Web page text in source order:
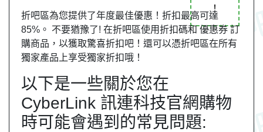
！
折吧區為您提供了年度最佳優惠！折扣最高可達
85%。 不要猶豫了! 在折吧區使用折扣碼和 優惠券 訂
購商品，以獲取驚喜折扣吧！還可以憑折吧區在所有
獨家產品上享受獨家折扣哦！
以下是一些關於您在
CyberLink 訊連科技官網購物
時可能會遇到的常見問題: